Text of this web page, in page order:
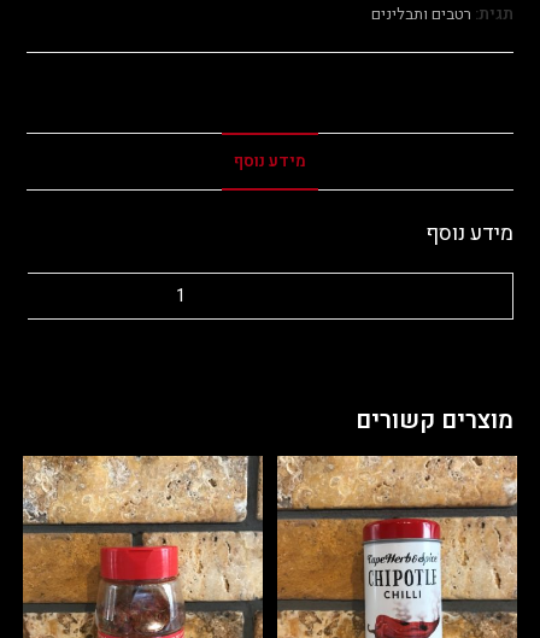
תגית: רטבים ותבלינים
מידע נוסף
מידע נוסף
1
מוצרים קשורים